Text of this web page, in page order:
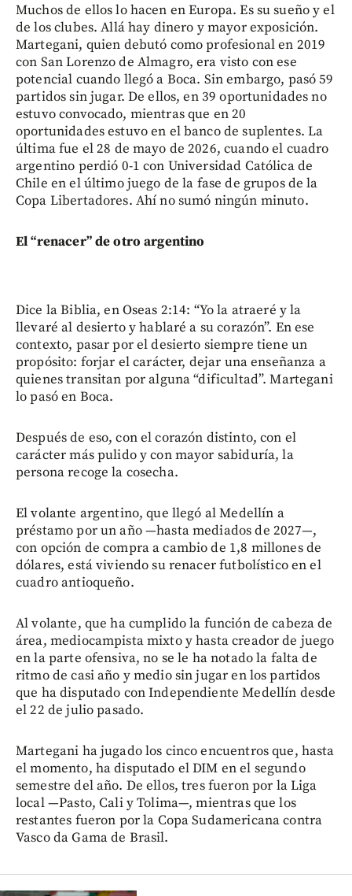
Muchos de ellos lo hacen en Europa. Es su sueño y el
de los clubes. Allá hay dinero y mayor exposición.
Martegani, quien debutó como profesional en 2019
con San Lorenzo de Almagro, era visto con ese
potencial cuando llegó a Boca. Sin embargo, pasó 59
partidos sin jugar. De ellos, en 39 oportunidades no
estuvo convocado, mientras que en 20
oportunidades estuvo en el banco de suplentes. La
última fue el 28 de mayo de 2026, cuando el cuadro
argentino perdió 0-1 con Universidad Católica de
Chile en el último juego de la fase de grupos de la
Copa Libertadores. Ahí no sumó ningún minuto.
El “renacer” de otro argentino
Dice la Biblia, en Oseas 2:14: “Yo la atraeré y la
llevaré al desierto y hablaré a su corazón”. En ese
contexto, pasar por el desierto siempre tiene un
propósito: forjar el carácter, dejar una enseñanza a
quienes transitan por alguna “dificultad”. Martegani
lo pasó en Boca.
Después de eso, con el corazón distinto, con el
carácter más pulido y con mayor sabiduría, la
persona recoge la cosecha.
El volante argentino, que llegó al Medellín a
préstamo por un año —hasta mediados de 2027—,
con opción de compra a cambio de 1,8 millones de
dólares, está viviendo su renacer futbolístico en el
cuadro antioqueño.
Al volante, que ha cumplido la función de cabeza de
área, mediocampista mixto y hasta creador de juego
en la parte ofensiva, no se le ha notado la falta de
ritmo de casi año y medio sin jugar en los partidos
que ha disputado con Independiente Medellín desde
el 22 de julio pasado.
Martegani ha jugado los cinco encuentros que, hasta
el momento, ha disputado el DIM en el segundo
semestre del año. De ellos, tres fueron por la Liga
local —Pasto, Cali y Tolima—, mientras que los
restantes fueron por la Copa Sudamericana contra
Vasco da Gama de Brasil.